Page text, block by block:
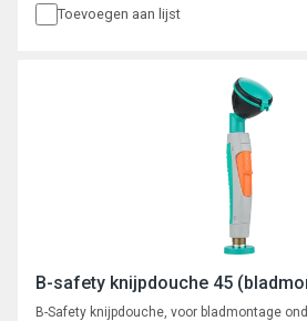
Toevoegen aan lijst
B-safety knijpdouche 45
B-Safety knijpdouche, voor bladmontage